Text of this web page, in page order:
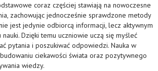
coraz częściej stawiają na nowoczesne
zachowując jednocześnie sprawdzone metody
jest jedynie odbiorcą informacji, lecz aktywnym
Dzięki temu uczniowie uczą się myśleć
pytania i poszukiwać odpowiedzi. Nauka w
ciekawości świata oraz pozytywnego
wiedzy.